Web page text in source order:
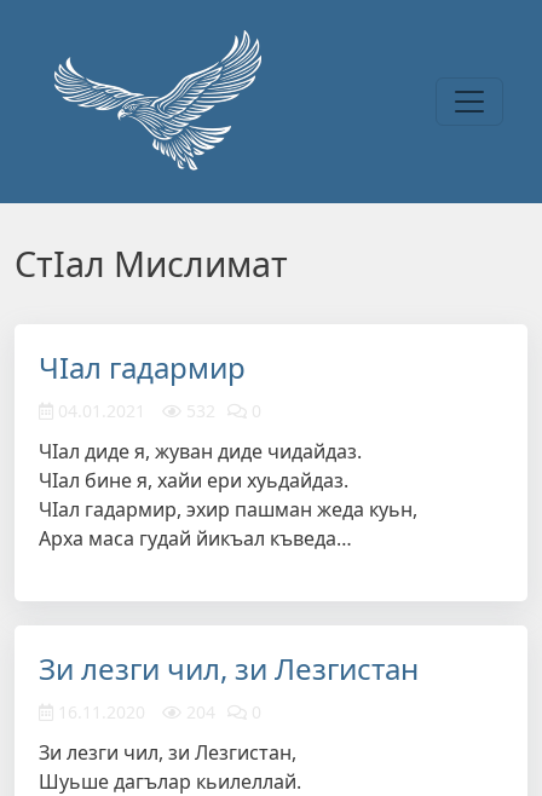
СтIал Мислимат
ЧIал гадармир
04.01.2021 532 0
ЧIал диде я, жуван диде чидайдаз.
ЧIал бине я, хайи ери хуьдайдаз.
ЧIал гадармир, эхир пашман жеда куьн,
Арха маса гудай йикъал къведа…
Зи лезги чил, зи Лезгистан
16.11.2020 204 0
Зи лезги чил, зи Лезгистан,
Шуьше дагълар кьилеллай.